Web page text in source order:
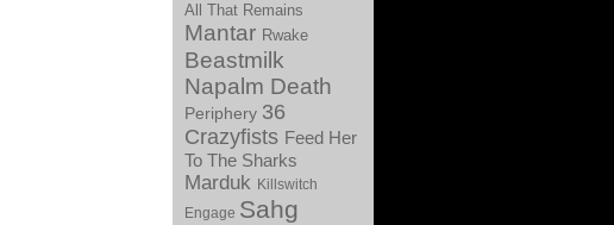
All That Remains
Mantar Rwake
Beastmilk
Napalm Death
Periphery 36
Crazyfists Feed Her
To The Sharks
Marduk Killswitch
Engage Sahg